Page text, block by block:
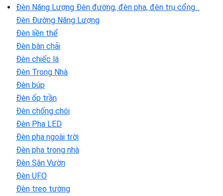
Đèn Năng Lượng Đèn đường, đèn pha, đèn trụ cổng...
Đèn Đường Năng Lượng
Đèn liền thể
Đèn bàn chải
Đèn chiếc lá
Đèn Trong Nhà
Đèn búp
Đèn ốp trần
Đèn chống chói
Đèn Pha LED
Đèn pha ngoài trời
Đèn pha trong nhà
Đèn Sân Vườn
Đèn UFO
Đèn treo tường